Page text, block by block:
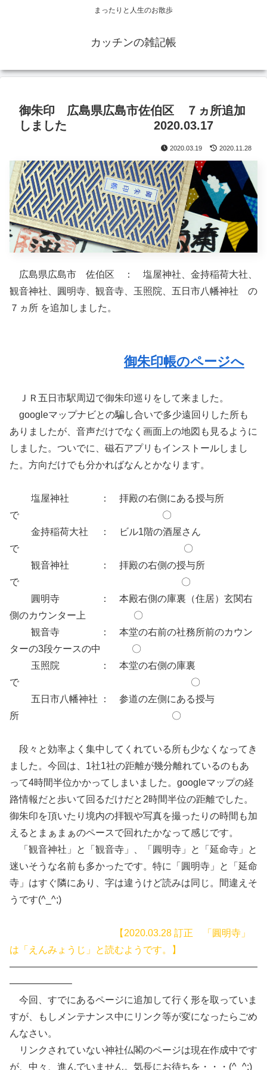
まったりと人生のお散歩
カッチンの雑記帳
御朱印 広島県広島市佐伯区 ７ヵ所追加
しました 2020.03.17
2020.03.19 2020.11.28
広島県広島市 佐伯区 ： 塩屋神社、金持稲荷大社、
観音神社、圓明寺、観音寺、玉照院、五日市八幡神社 の
７ヵ所 を追加しました。
御朱印帳のページへ
ＪＲ五日市駅周辺で御朱印巡りをして来ました。
googleマップナビとの騙し合いで多少遠回りした所も
ありましたが、音声だけでなく画面上の地図も見るように
しました。ついでに、磁石アプリもインストールしまし
た。方向だけでも分かればなんとかなります。
塩屋神社 ： 拝殿の右側にある授与所
で 〇
金持稲荷大社 ： ビル1階の酒屋さん
で 〇
観音神社 ： 拝殿の右側の授与所
で 〇
圓明寺 ： 本殿右側の庫裏（住居）玄関右
側のカウンター上 〇
観音寺 ： 本堂の右前の社務所前のカウン
ターの3段ケースの中 〇
玉照院 ： 本堂の右側の庫裏
で 〇
五日市八幡神社 ： 参道の左側にある授与
所 〇
段々と効率よく集中してくれている所も少なくなってき
ました。今回は、1社1社の距離が幾分離れているのもあ
って4時間半位かかってしまいました。googleマップの経
路情報だと歩いて回るだけだと2時間半位の距離でした。
御朱印を頂いたり境内の拝観や写真を撮ったりの時間も加
えるとまぁまぁのペースで回れたかなって感じです。
「観音神社」と「観音寺」、「圓明寺」と「延命寺」と
迷いそうな名前も多かったです。特に「圓明寺」と「延命
寺」はすぐ隣にあり、字は違うけど読みは同じ。間違えそ
うです(^_^;)
【2020.03.28 訂正 「圓明寺」
は「えんみょうじ」と読むようです。】
——————————————————————————
——————–
今回、すでにあるページに追加して行く形を取っていま
すが、もしメンテナンス中にリンク等が変になったらごめ
んなさい。
リンクされていない神社仏閣のページは現在作成中です
が、中々、進んでいません。気長にお待ちを・・・(^_^;)